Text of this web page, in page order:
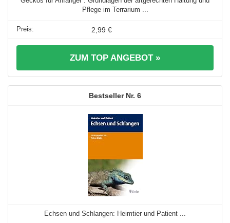
Pflege im Terrarium ...
2,99 €
ZUM TOP ANGEBOT »
6
Echsen und Schlangen: Heimtier und Patient ...